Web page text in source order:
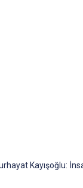
Kayışoğlu: